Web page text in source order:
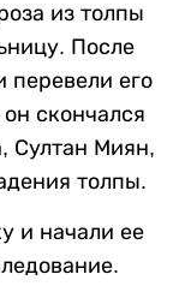
из толпы
После
перевели его
скончался
Султан Миян,
толпы.
и начали ее